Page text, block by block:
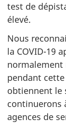
test de
élevé.
Nous
la COVID-19
normalement
pendant
obtiennent le
continuerons
agences de